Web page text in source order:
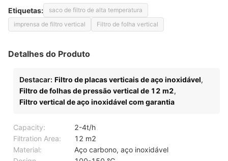
Etiquetas:
saco de filtro de alta temperatura
imprensa de filtro vertical
Filtro de folha vertical
Detalhes do Produto
Destacar: Filtro de placas verticais de aço inoxidável,
Filtro de folhas de pressão vertical de 12 m2,
Filtro vertical de aço inoxidável com garantia
Capacity:
2-4t/h
Filtration Area:
12 m2
Material:
Aço carbono, aço inoxidável